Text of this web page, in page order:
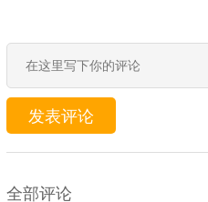
发表评论
全部评论